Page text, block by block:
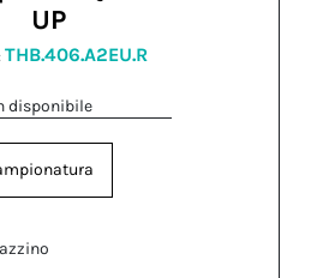
UP
THB.406.A2EU.R
disponibile